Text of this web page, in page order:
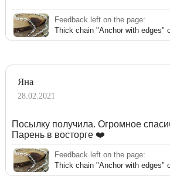
Feedback left on the page:
Яна
28.02.2021
Посылку получила. Огромное
Парень в восторге ❤️
Feedback left on the page: